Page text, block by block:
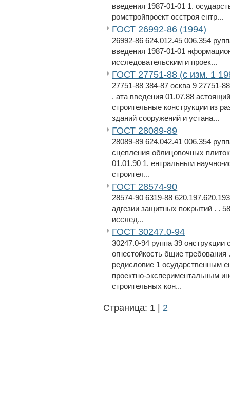
введения 1987-01-01 1.
ромстройпроект осстроя ентр...
ГОСТ 26992-86 (1994)
26992-86 624.012.45 006.354
введения 1987-01-01
исследовательским и проек...
ГОСТ 27751-88 (с изм. 1
27751-88 384-87 осква 9 27751-
. ата введения 01.07.88
строительные конструкции из
зданий сооружений и устана...
ГОСТ 28089-89
28089-89 624.042.41 006.354
сцепления облицовочных
01.01.90 1. ентральным научно-
строител...
ГОСТ 28574-90
28574-90 6319-88
адгезии защитных покрытий . .
исслед...
ГОСТ 30247.0-94
30247.0-94 руппа 39
огнестойкость бщие
редисловие 1 осударственным
проектно-экспериментальным
строительных кон...
Страница: 1 | 2